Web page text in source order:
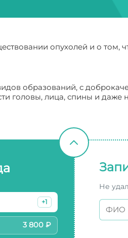
опухолей и о
образований, с
головы, лица, спины и даже
+1
3 800 ₽
Не